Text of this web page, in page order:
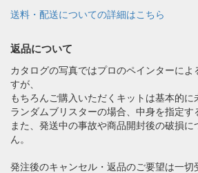
送料・配送についての詳細はこちら
返品について
カタログの写真ではプロのペインターによ
すが、
もちろんご購入いただくキットは基本的に
ランダムブリスターの場合、中身を指定す
また、発送中の事故や商品開封後の破損
ん。
発注後のキャンセル・返品のご要望は一切